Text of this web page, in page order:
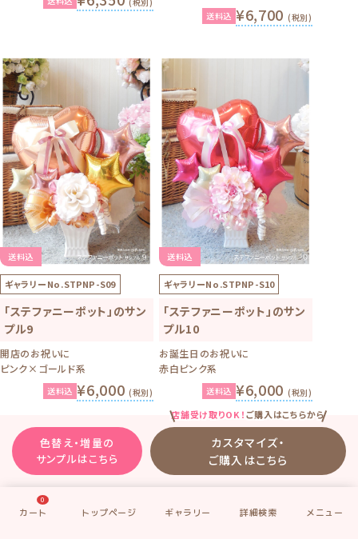
色替え・増量の
サンプルはこちら
店舗受け取りOK！ご購入はこちらから
カスタマイズ・
ご購入はこちら
送料込 ¥6,700 (税別)
送料込
ギャラリーNo.STPNP-S09
「ステファニーポット」のサン
プル9
開店のお祝いに
ピンク×ゴールド系
送料込 ¥6,000(税別)
送料込
ギャラリーNo.STPNP-S10
「ステファニーポット」のサン
プル10
お誕生日のお祝いに
赤白ピンク系
送料込 ¥6,000 (税別)
0